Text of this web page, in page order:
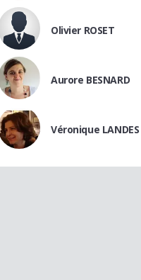
Olivier ROSET
Aurore BESNARD
Véronique LANDES